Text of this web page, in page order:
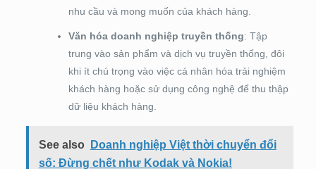
nhu cầu và mong muốn của khách hàng.
Văn hóa doanh nghiệp truyền thống: Tập
trung vào sản phẩm và dịch vụ truyền thống, đôi
khi ít chú trọng vào việc cá nhân hóa trải nghiệm
khách hàng hoặc sử dụng công nghệ để thu thập
dữ liệu khách hàng.
See also
Doanh nghiệp Việt thời chuyển đổi
số: Đừng chết như Kodak và Nokia!